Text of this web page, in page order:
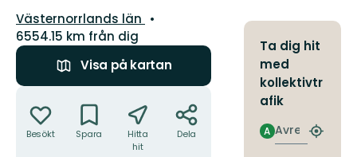
Län:
Västernorrlands län
6554.15 km från dig
Visa på kartan
Besökt Spara
Hitta
hit
Dela
Ta dig hit
med
kollektivtr
afik
Avresa
A
Hitta